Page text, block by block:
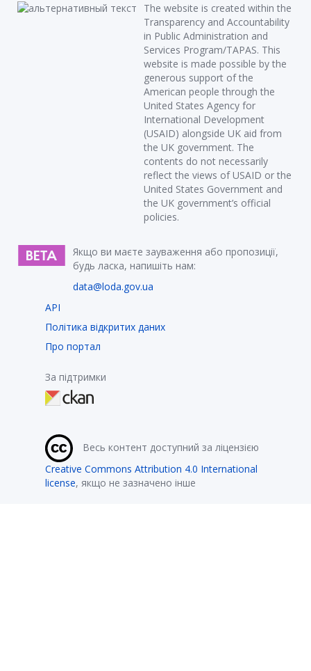
The website is created within the
Transparency and Accountability
in Public Administration and
Services Program/TAPAS. This
website is made possible by the
generous support of the
American people through the
United States Agency for
International Development
(USAID) alongside UK aid from
the UK government. The
contents do not necessarily
reflect the views of USAID or the
United States Government and
the UK government’s official
policies.
Якщо ви маєте зауваження або пропозиції,
будь ласка, напишіть нам:
data@loda.gov.ua
API
Політика відкритих даних
Про портал
За підтримки
Весь контент доступний за ліцензією
Creative Commons Attribution 4.0 International
license, якщо не зазначено інше